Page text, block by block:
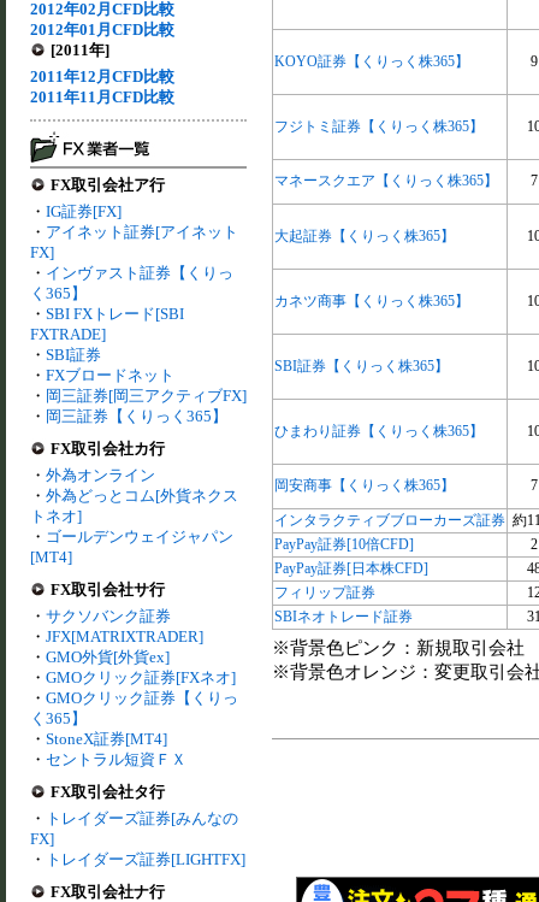
2012年02月CFD比較
2012年01月CFD比較
[2011年]
2011年12月CFD比較
2011年11月CFD比較
FX取引会社ア行
・ IG証券[FX]
・ アイネット証券[アイネット
FX]
・ インヴァスト証券【くりっ
く365】
・ SBI FXトレード[SBI
FXTRADE]
・ SBI証券
・ FXブロードネット
・ 岡三証券[岡三アクティブFX]
・ 岡三証券【くりっく365】
FX取引会社カ行
・ 外為オンライン
・ 外為どっとコム[外貨ネクス
トネオ]
・ ゴールデンウェイジャパン
[MT4]
FX取引会社サ行
・ サクソバンク証券
・ JFX[MATRIXTRADER]
・ GMO外貨[外貨ex]
・ GMOクリック証券[FXネオ]
・ GMOクリック証券【くりっ
く365】
・ StoneX証券[MT4]
・ セントラル短資ＦＸ
FX取引会社タ行
・ トレイダーズ証券[みんなの
FX]
・ トレイダーズ証券[LIGHTFX]
FX取引会社ナ行
KOYO証券【くりっく株365】 9
フジトミ証券【くりっく株365】
マネースクエア【くりっく株365】 7
大起証券【くりっく株365】
カネツ商事【くりっく株365】
SBI証券【くりっく株365】
ひまわり証券【くりっく株365】
岡安商事【くりっく株365】 7
インタラクティブブローカーズ証券 約
PayPay証券[10倍CFD]
2
PayPay証券[日本株CFD]
フィリップ証券
SBIネオトレード証券
※背景色ピンク：新規取引会社
※背景色オレンジ：変更取引会